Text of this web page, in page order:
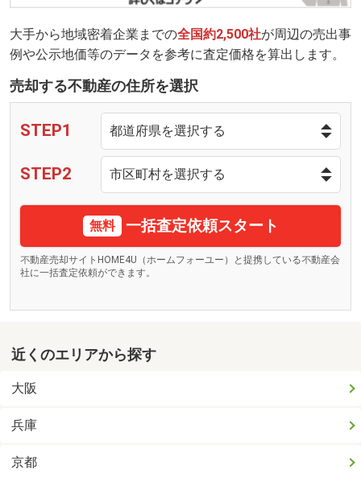
大手から地域密着企業までの全国約2,500社が周辺の売出事
例や公示地価等のデータを参考に査定価格を算出します。
売却する不動産の住所を選択
STEP1
STEP2
無料 一括査定依頼スタート
不動産売却サイトHOME4U（ホームフォーユー）と提携している不動産会
社に一括査定依頼ができます。
近くのエリアから探す
大阪
兵庫
京都